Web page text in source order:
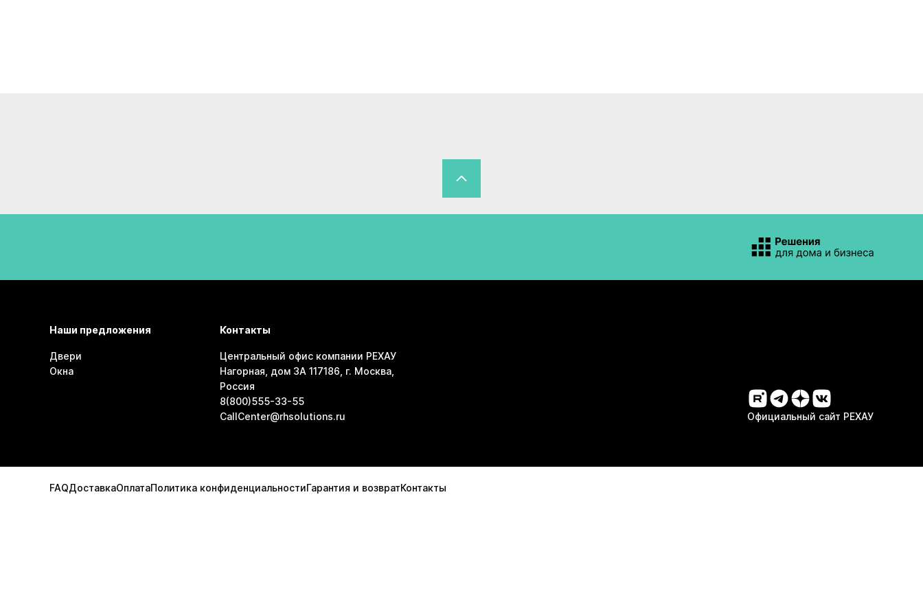
Наши предложения
Двери
Окна
Контакты
Центральный офис компании РЕХАУ
Нагорная, дом 3А 117186, г. Москва,
Россия
8(800)555-33-55
CallCenter@rhsolutions.ru
Официальный сайт РЕХАУ
FAQДоставкаОплатаПолитика конфиденциальностиГарантия и возвратКонтакты